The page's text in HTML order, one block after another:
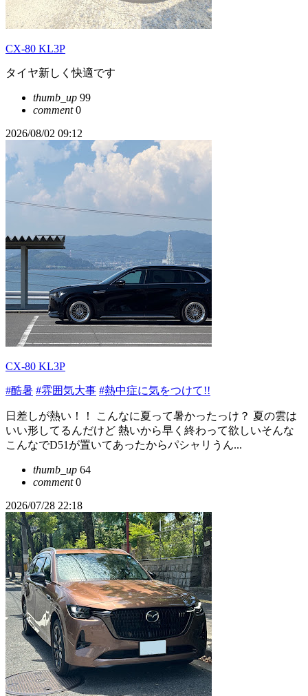
CX-80 KL3P
タイヤ新しく快適です
thumb_up 99
comment0
2026/08/02 09:12
CX-80 KL3P
#酷暑 #雰囲気大事 #熱中症に気をつけて!!
日差しが熱い！！ こんなに夏って暑かったっけ？ 夏の雲は
いい形してるんだけど 熱いから早く終わって欲しいそんな
こんなでD51が置いてあったからパシャリうん...
thumb_up 64
comment0
2026/07/28 22:18